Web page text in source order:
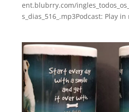
ent.blubrry.com/
s_dias_516_.mp3Podcast: Play